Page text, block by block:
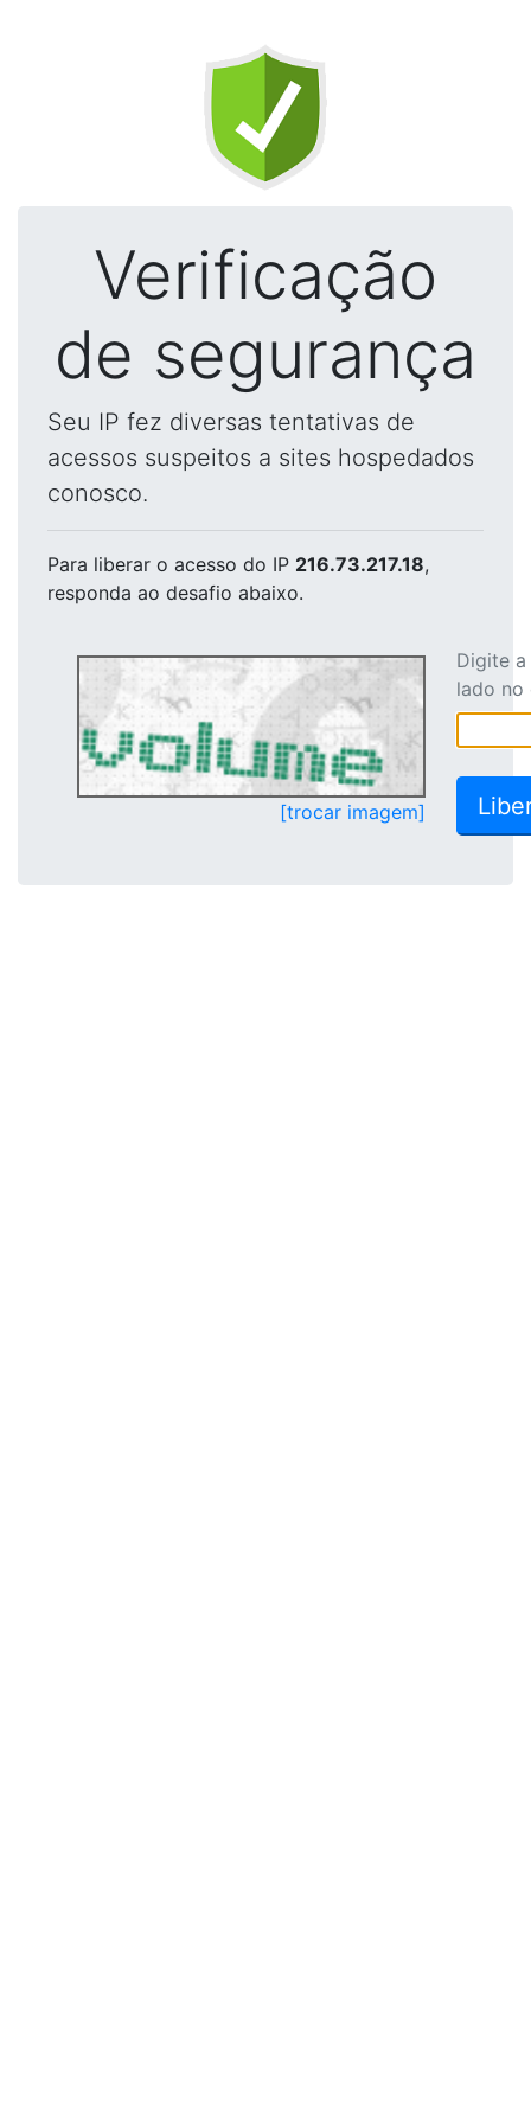
Verificação
de segurança
Seu IP fez diversas tentativas de
acessos suspeitos a sites hospedados
conosco.
Para liberar o acesso do IP 216.73.217.18,
responda ao desafio abaixo.
[trocar imagem]
Digite
lado no